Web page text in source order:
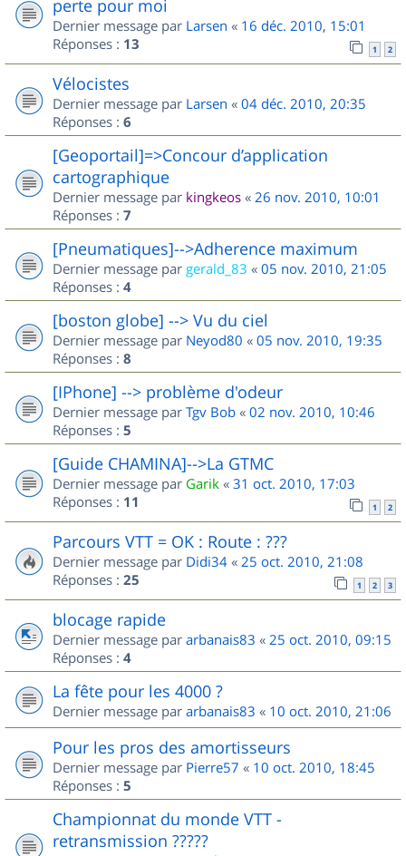
perte pour moi
Dernier message par Larsen « 16 déc. 2010, 15:01
Réponses : 13 1 2
Vélocistes
Dernier message par Larsen « 04 déc. 2010, 20:35
Réponses : 6
[Geoportail]=>Concour d’application
cartographique
Dernier message par kingkeos « 26 nov. 2010, 10:01
Réponses : 7
[Pneumatiques]-->Adherence maximum
Dernier message par gerald_83 « 05 nov. 2010, 21:05
Réponses : 4
[boston globe] --> Vu du ciel
Dernier message par Neyod80 « 05 nov. 2010, 19:35
Réponses : 8
[IPhone] --> problème d'odeur
Dernier message par Tgv Bob « 02 nov. 2010, 10:46
Réponses : 5
[Guide CHAMINA]-->La GTMC
Dernier message par Garik « 31 oct. 2010, 17:03
Réponses : 11 1 2
Parcours VTT = OK : Route : ???
Dernier message par Didi34 « 25 oct. 2010, 21:08
Réponses : 25 1 2 3
blocage rapide
Dernier message par arbanais83 « 25 oct. 2010, 09:15
Réponses : 4
La fête pour les 4000 ?
Dernier message par arbanais83 « 10 oct. 2010, 21:06
Pour les pros des amortisseurs
Dernier message par Pierre57 « 10 oct. 2010, 18:45
Réponses : 5
Championnat du monde VTT -
retransmission ?????